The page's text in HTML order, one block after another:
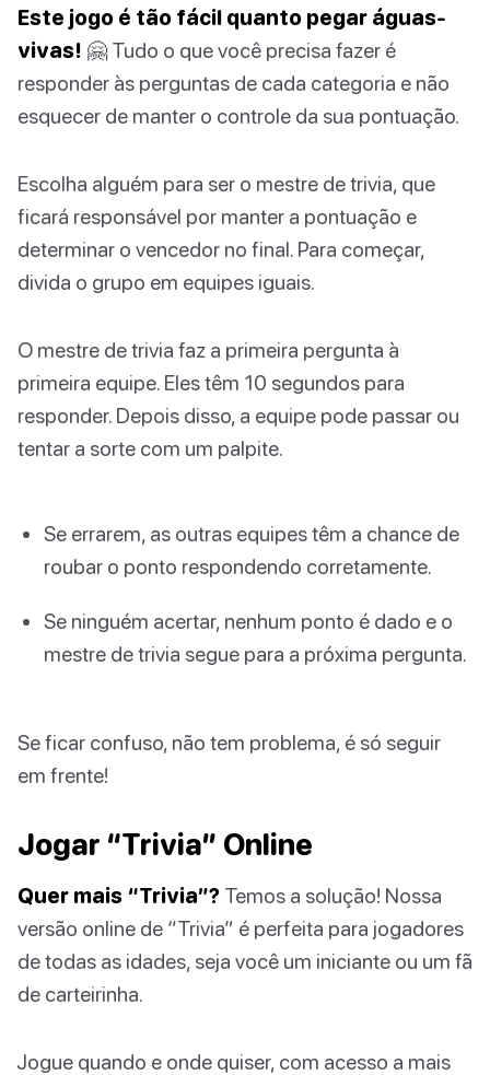
Este jogo é tão fácil quanto pegar águas-
vivas! 🤗 Tudo o que você precisa fazer é
responder às perguntas de cada categoria e não
esquecer de manter o controle da sua pontuação.
Escolha alguém para ser o mestre de trivia, que
ficará responsável por manter a pontuação e
determinar o vencedor no final. Para começar,
divida o grupo em equipes iguais.
O mestre de trivia faz a primeira pergunta à
primeira equipe. Eles têm 10 segundos para
responder. Depois disso, a equipe pode passar ou
tentar a sorte com um palpite.
Se errarem, as outras equipes têm a chance de
roubar o ponto respondendo corretamente.
Se ninguém acertar, nenhum ponto é dado e o
mestre de trivia segue para a próxima pergunta.
Se ficar confuso, não tem problema, é só seguir
em frente!
Jogar “Trivia” Online
Quer mais “Trivia”? Temos a solução! Nossa
versão online de “Trivia” é perfeita para jogadores
de todas as idades, seja você um iniciante ou um fã
de carteirinha.
Jogue quando e onde quiser, com acesso a mais